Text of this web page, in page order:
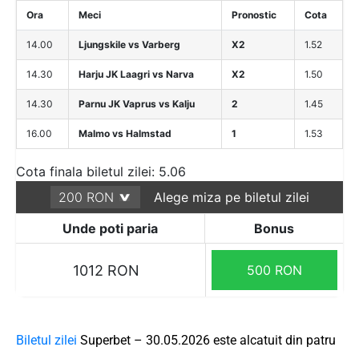
Ora Meci Pronostic Cota
14.00 Ljungskile vs Varberg X2 1.52
14.30 Harju JK Laagri vs Narva X2 1.50
14.30 Parnu JK Vaprus vs Kalju 2 1.45
16.00 Malmo vs Halmstad 1 1.53
Cota finala biletul zilei: 5.06
Alege miza pe biletul zilei
Unde poti paria
Bonus
1012 RON 500 RON
Biletul zilei Superbet – 30.05.2026 este alcatuit din patru